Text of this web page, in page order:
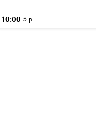
10:00 5 ր